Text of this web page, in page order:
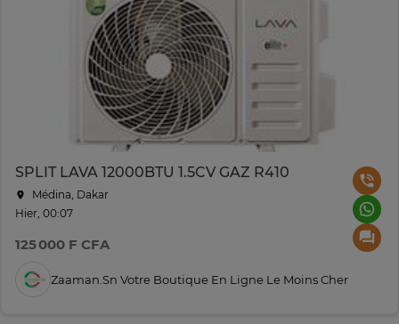
SPLIT LAVA 12000BTU 1.5CV GAZ R410
Médina, Dakar
Hier, 00:07
125 000 F CFA
Zaaman.sn Votre Boutique En Ligne Le Moins Cher